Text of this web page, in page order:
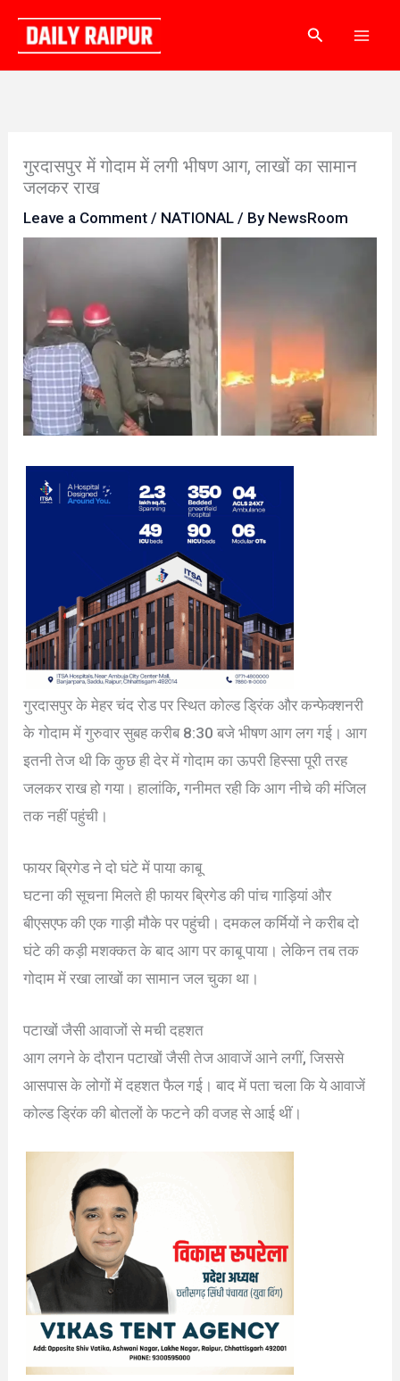
content
Search
गुरदासपुर में गोदाम में लगी भीषण आग, लाखों का सामान
जलकर राख
Leave a Comment / NATIONAL / By NewsRoom
गुरदासपुर के मेहर चंद रोड पर स्थित कोल्ड ड्रिंक और कन्फेक्शनरी
के गोदाम में गुरुवार सुबह करीब 8:30 बजे भीषण आग लग गई। आग
इतनी तेज थी कि कुछ ही देर में गोदाम का ऊपरी हिस्सा पूरी तरह
जलकर राख हो गया। हालांकि, गनीमत रही कि आग नीचे की मंजिल
तक नहीं पहुंची।
फायर ब्रिगेड ने दो घंटे में पाया काबू
घटना की सूचना मिलते ही फायर ब्रिगेड की पांच गाड़ियां और
बीएसएफ की एक गाड़ी मौके पर पहुंची। दमकल कर्मियों ने करीब दो
घंटे की कड़ी मशक्कत के बाद आग पर काबू पाया। लेकिन तब तक
गोदाम में रखा लाखों का सामान जल चुका था।
पटाखों जैसी आवाजों से मची दहशत
आग लगने के दौरान पटाखों जैसी तेज आवाजें आने लगीं, जिससे
आसपास के लोगों में दहशत फैल गई। बाद में पता चला कि ये आवाजें
कोल्ड ड्रिंक की बोतलों के फटने की वजह से आई थीं।